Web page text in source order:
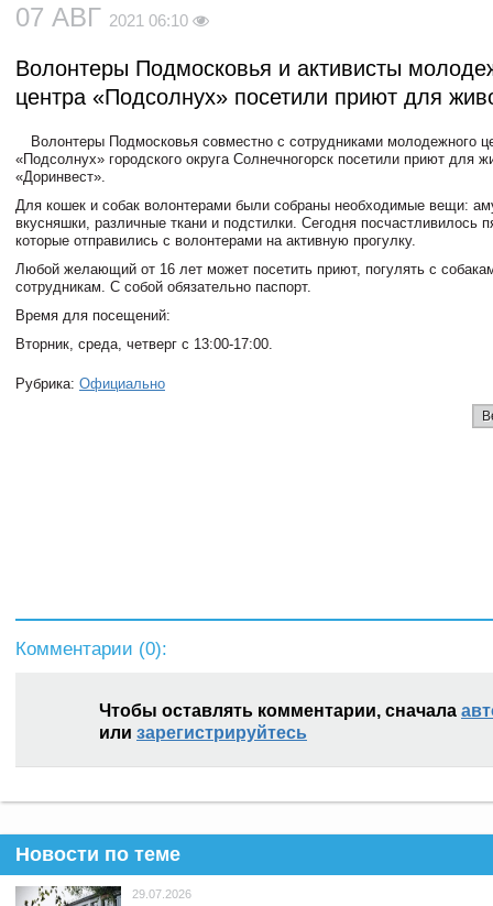
07 АВГ 2021 06:10
Волонтеры Подмосковья и активисты
центра «Подсолнух» посетили приют для
Волонтеры Подмосковья совместно с сотрудниками молодежного
«Подсолнух» городского округа Солнечногорск посетили приют для
«Доринвест».
Для кошек и собак волонтерами были собраны необходимые вещи:
вкусняшки, различные ткани и подстилки. Сегодня посчастливилось
которые отправились с волонтерами на активную прогулку.
Любой желающий от 16 лет может посетить приют, погулять с
сотрудникам. С собой обязательно паспорт.
Время для посещений:
Вторник, среда, четверг с 13:00-17:00.
Рубрика: Официально
Комментарии (0):
Чтобы оставлять комментарии, сначала
или зарегистрируйтесь
Новости по теме
29.07.2026